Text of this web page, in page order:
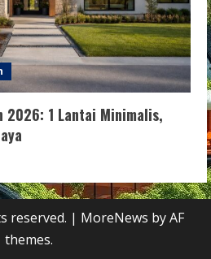
2026: 1 Lantai Minimalis,
reserved. | MoreNews by AF
themes.